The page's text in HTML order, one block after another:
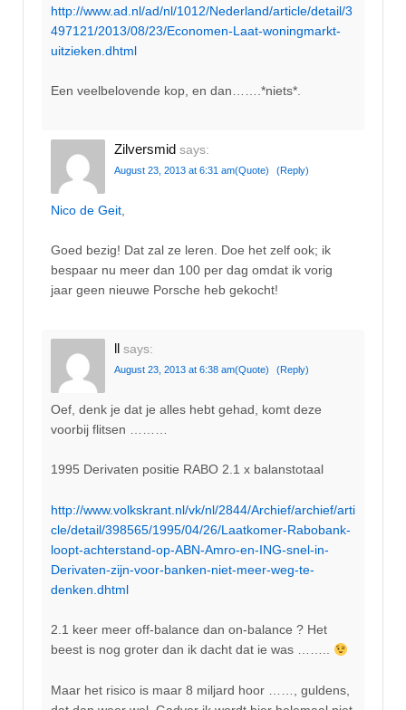
http://www.ad.nl/ad/nl/1012/Nederland/article/detail/3
497121/2013/08/23/Economen-Laat-woningmarkt-
uitzieken.dhtml
Een veelbelovende kop, en dan…….*niets*.
Zilversmid says:
August 23, 2013 at 6:31 am(Quote) (Reply)
Nico de Geit
Goed bezig! Dat zal ze leren. Doe het zelf ook; ik
bespaar nu meer dan 100 per dag omdat ik vorig
jaar geen nieuwe Porsche heb gekocht!
ll says:
August 23, 2013 at 6:38 am(Quote) (Reply)
Oef, denk je dat je alles hebt gehad, komt deze
voorbij flitsen ………
1995 Derivaten positie RABO 2.1 x balanstotaal
http://www.volkskrant.nl/vk/nl/2844/Archief/archief/arti
cle/detail/398565/1995/04/26/Laatkomer-Rabobank-
loopt-achterstand-op-ABN-Amro-en-ING-snel-in-
Derivaten-zijn-voor-banken-niet-meer-weg-te-
denken.dhtml
2.1 keer meer off-balance dan on-balance ? Het
beest is nog groter dan ik dacht dat ie was ……..
Maar het risico is maar 8 miljard hoor ……, guldens,